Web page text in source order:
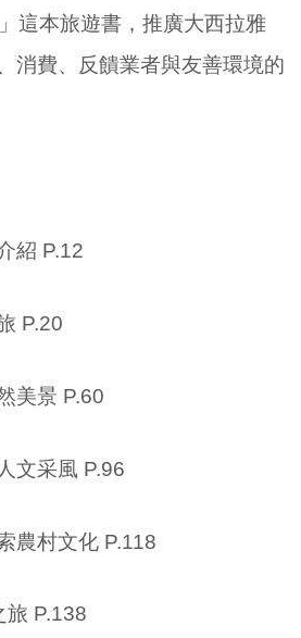
這本旅遊書，推廣大西拉雅
消費、反饋業者與友善環境的
紹 P.12
P.20
美景 P.60
文采風 P.96
農村文化 P.118
旅 P.138